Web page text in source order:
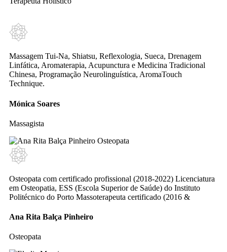
Massagem Tui-Na, Shiatsu, Reflexologia, Sueca, Drenagem
Linfática, Aromaterapia, Acupunctura e Medicina Tradicional
Chinesa, Programação Neurolinguística, AromaTouch
Technique.
Mónica Soares
Massagista
Osteopata com certificado profissional (2018-2022) Licenciatura
em Osteopatia, ESS (Escola Superior de Saúde) do Instituto
Politécnico do Porto Massoterapeuta certificado (2016 &
Ana Rita Balça Pinheiro
Osteopata